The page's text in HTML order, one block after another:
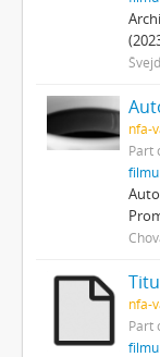
nfa-
Part
nfa-
Part